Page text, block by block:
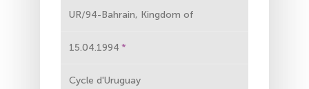
UR/94-Bahrain, Kingdom of
15.04.1994
Cycle d'Uruguay